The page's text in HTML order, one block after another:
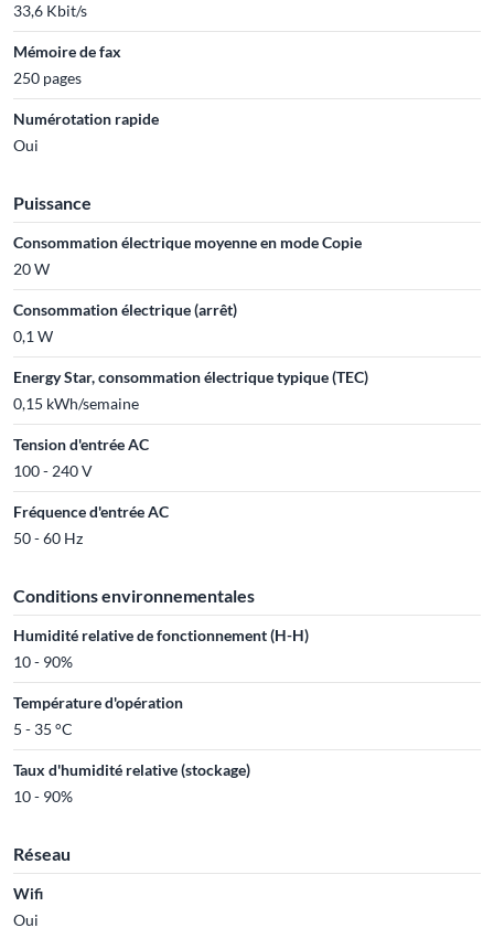
33,6 Kbit/s
Mémoire de fax
250 pages
Numérotation rapide
Oui
Puissance
Consommation électrique moyenne en mode Copie
20 W
Consommation électrique (arrêt)
0,1 W
Energy Star, consommation électrique typique (TEC)
0,15 kWh/semaine
Tension d'entrée AC
100 - 240 V
Fréquence d'entrée AC
50 - 60 Hz
Conditions environnementales
Humidité relative de fonctionnement (H-H)
10 - 90%
Température d'opération
5 - 35 °C
Taux d'humidité relative (stockage)
10 - 90%
Réseau
Wifi
Oui